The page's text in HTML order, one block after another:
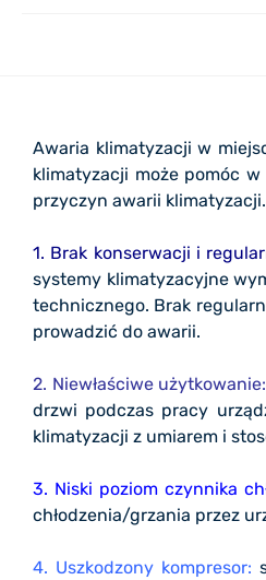
Awaria klimatyzacji w
klimatyzacji może pomóc
przyczyn awarii klimatyzacji.
1. Brak konserwacji i
systemy klimatyzacyjne
technicznego. Brak
prowadzić do awarii.
2. Niewłaściwe użytkowanie:
drzwi podczas pracy
klimatyzacji z umiarem i
3. Niski poziom czynnika
chłodzenia/grzania przez
4. Uszkodzony kompresor: